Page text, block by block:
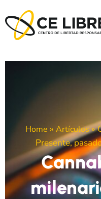
Home » Artículos»
Presente,